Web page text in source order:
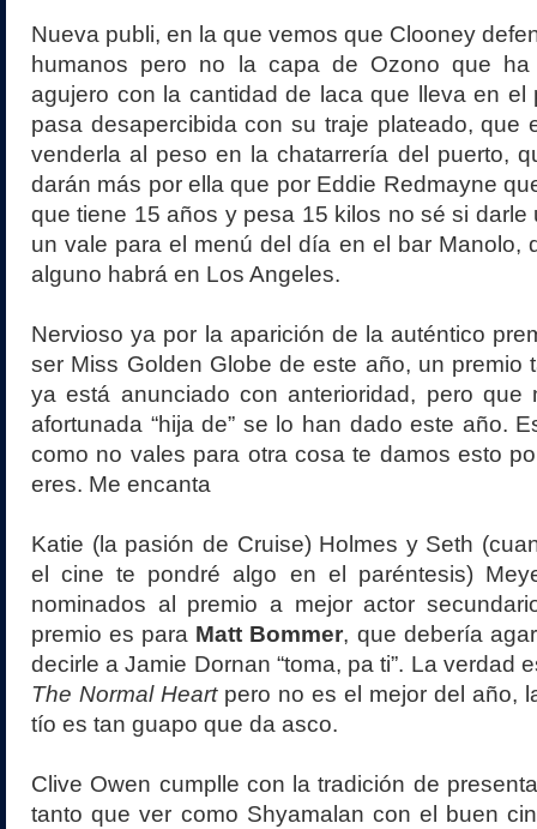
Nueva publi, en la que vemos que Clooney
humanos pero no la capa de Ozono que
agujero con la cantidad de laca que lleva en el
pasa desapercibida con su traje plateado, que
venderla al peso en la chatarrería del puerto,
darán más por ella que por Eddie Redmayne
que tiene 15 años y pesa 15 kilos no sé si darle
un vale para el menú del día en el bar Manolo,
alguno habrá en Los Angeles.
Nervioso ya por la aparición de la auténtico
ser Miss Golden Globe de este año, un premio
ya está anunciado con anterioridad, pero que
afortunada “hija de” se lo han dado este año.
como no vales para otra cosa te damos esto
eres. Me encanta
Katie (la pasión de Cruise) Holmes y Seth
el cine te pondré algo en el paréntesis)
nominados al premio a mejor actor
premio es para Matt Bommer, que debería
decirle a Jamie Dornan “toma, pa ti”. La verdad
The Normal Heartpero no es el mejor del año,
tío es tan guapo que da asco.
Clive Owen cumplle con la tradición de
tanto que ver como Shyamalan con el buen